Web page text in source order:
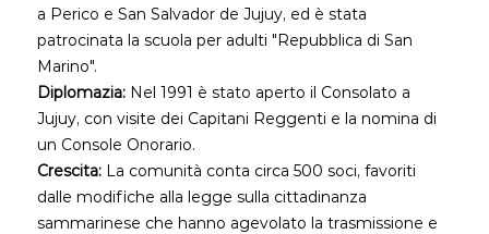
a Perico e San Salvador de Jujuy, ed è stata
patrocinata la scuola per adulti "Repubblica di San
Marino".
Diplomazia: Nel 1991 è stato aperto il Consolato a
Jujuy, con visite dei Capitani Reggenti e la nomina di
un Console Onorario.
Crescita: La comunità conta circa 500 soci, favoriti
dalle modifiche alla legge sulla cittadinanza
sammarinese che hanno agevolato la trasmissione e